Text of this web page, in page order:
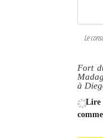
Le
Fort
à
Lire